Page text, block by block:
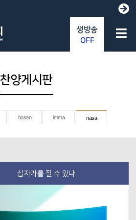
찬양게시판
hosan imma nasa
십자가를 질 수 있나
생방송
OFF